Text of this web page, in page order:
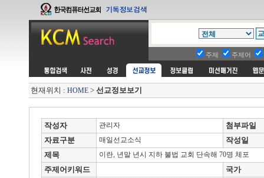
주제 주제어
현재위치 : HOME > 선교정보보기
작성자 관리자
첨부파일
자료구분
매일선교소식
작성일
제목
이란, 년말 년시 지하 불법 교회 단속해 70명 체포
주제어키워드 국가